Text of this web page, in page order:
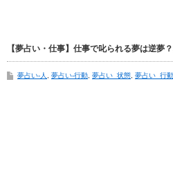
【夢占い・仕事】仕事で叱られる夢は逆夢
夢占い-人 , 夢占い-行動, 夢占い_状態, 夢占い_行動